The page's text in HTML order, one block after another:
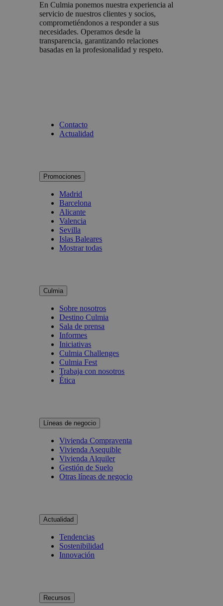
En Culmia ponemos nuestra experiencia al
servicio de nuestros clientes y socios,
comprometiéndonos a responder a sus
necesidades. Operamos desde la
transparencia, garantizando relaciones
basadas en la profesionalidad y respeto.
Contacto
Actualidad
Promociones
Madrid
Barcelona
Alicante
Valencia
Sevilla
Islas Baleares
Mostrar todas
Culmia
Sobre nosotros
Destino Culmia
Sala de prensa
Informes
Iniciativas
Culmia Challenges
Culmia Fest
Trabaja con nosotros
Ética
Líneas de negocio
Vivienda Compraventa
Vivienda Asequible
Vivienda Alquiler
Gestión de Suelo
Otras líneas de negocio
Actualidad
Tendencias
Sostenibilidad
Innovación
Recursos